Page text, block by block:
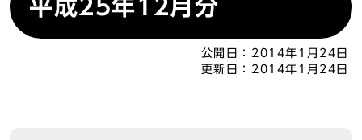
平成25年12月分
公開日： 2014年1月24日
更新日： 2014年1月24日